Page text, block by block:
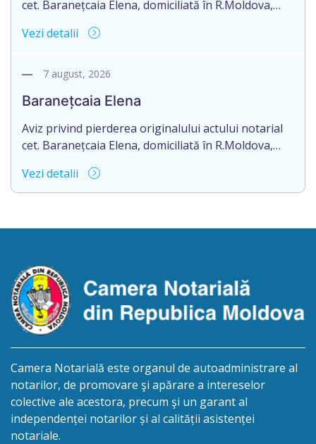
cet. Baranețcaia Elena, domiciliată în R.Moldova,
pierderea originalului actului notarial: contract de
autentificat de notarul Nimerenco Silvia.
Vezi detalii
7 august, 2026
Baranețcaia Elena
Aviz privind pierderea originalului actului notarial
cet. Baranețcaia Elena, domiciliată în R.Moldova,
pierderea originalului actului notarial: contract de
vînzare-cumpărare nr.9324 din 11.08.2017
Vezi detalii
Camera Notarială este organul de autoadministrare al
notarilor, de promovare şi apărare a intereselor
colective ale acestora, precum şi un garant al
independenței notarilor și al calității asistenței
notariale.